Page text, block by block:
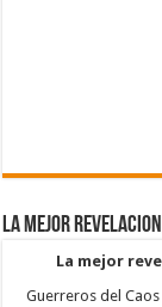
La mejor revelacion
La mejor
Guerreros del